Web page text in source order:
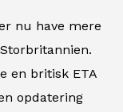
nu have mere
en britisk ETA
opdatering